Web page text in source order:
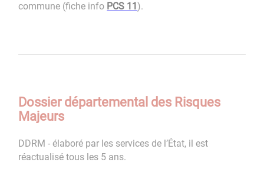
commune (fiche info PCS 11 ).
Dossier départemental des Risques
Majeurs
DDRM - élaboré par les services de l’État, il est
réactualisé tous les 5 ans.